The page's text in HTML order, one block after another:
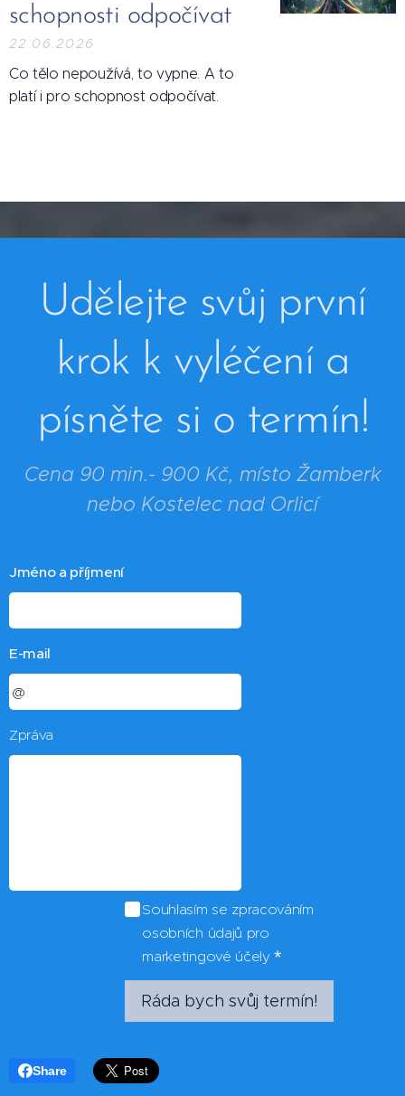
schopnosti odpočívat
22.06.2026
Co tělo nepoužívá, to vypne. A to
platí i pro schopnost odpočívat.
Udělejte svůj první
krok k vyléčení a
písněte si o termín!
Cena 90 min.- 900 Kč, místo Žamberk
nebo Kostelec nad Orlicí
Jméno a příjmení
E-mail
Zpráva
Souhlasím se zpracováním
osobních údajů pro
marketingové účely
Ráda bych svůj termín!
Share